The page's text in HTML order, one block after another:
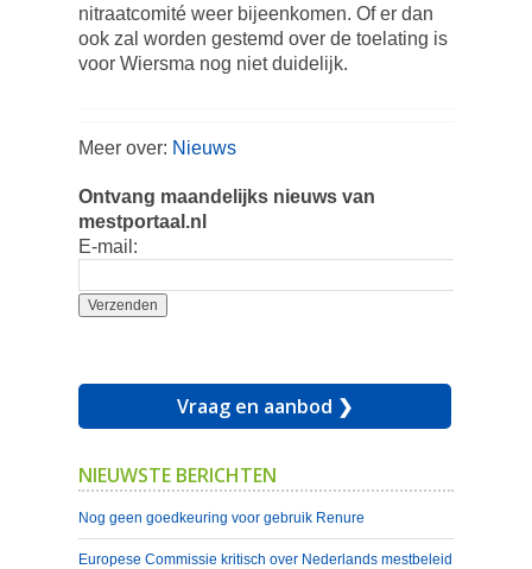
nitraatcomité weer bijeenkomen. Of er dan
ook zal worden gestemd over de toelating is
voor Wiersma nog niet duidelijk.
Meer over: Nieuws
Ontvang maandelijks nieuws van
mestportaal.nl
E-mail:
Vraag en aanbod ❯
NIEUWSTE BERICHTEN
Nog geen goedkeuring voor gebruik Renure
Europese Commissie kritisch over Nederlands mestbeleid